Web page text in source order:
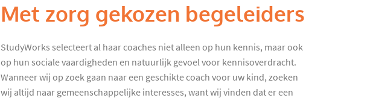
Met zorg gekozen begeleiders
StudyWorks selecteert al haar coaches niet alleen op hun kennis, maar ook
op hun sociale vaardigheden en natuurlijk gevoel voor kennisoverdracht.
Wanneer wij op zoek gaan naar een geschikte coach voor uw kind, zoeken
wij altijd naar gemeenschappelijke interesses, want wij vinden dat er een